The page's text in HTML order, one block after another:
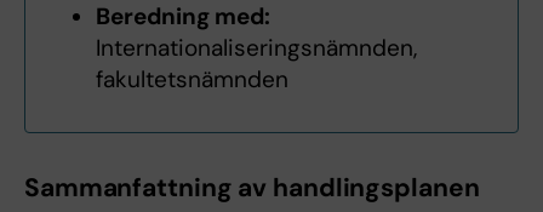
Beredning med:
Internationaliseringsnämnden,
fakultetsnämnden
Sammanfattning av handlingsplanen